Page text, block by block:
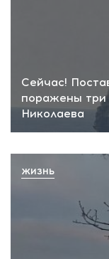
Сейчас!
поражены три
Николаева
ЖИЗНЬ